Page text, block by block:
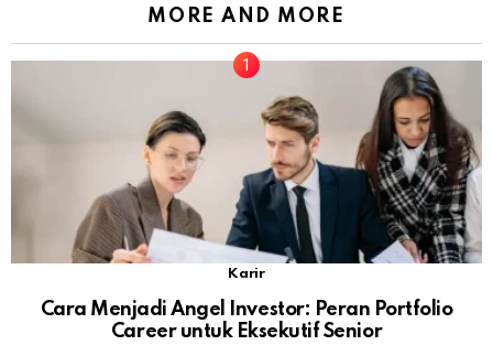
MORE AND MORE
Karir
Cara Menjadi Angel Investor: Peran Portfolio
Career untuk Eksekutif Senior